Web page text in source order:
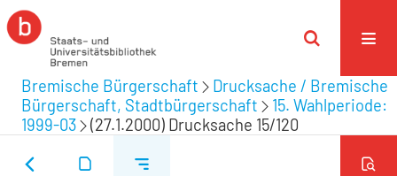
Bremische Bürgerschaft
Drucksache / Bremische
Bürgerschaft, Stadtbürgerschaft
15. Wahlperiode:
1999-03
(27.1.2000) Drucksache 15/120